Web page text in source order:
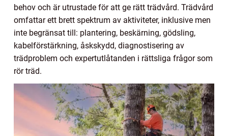
behov och är utrustade för att ge rätt trädvård. Trädvård
omfattar ett brett spektrum av aktiviteter, inklusive men
inte begränsat till: plantering, beskärning, gödsling,
kabelförstärkning, åskskydd, diagnostisering av
trädproblem och expertutlåtanden i rättsliga frågor som
rör träd.